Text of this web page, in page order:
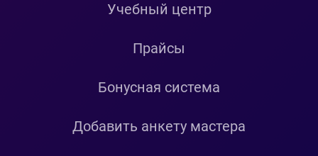
Учебный центр
Прайсы
Бонусная система
Добавить анкету мастера